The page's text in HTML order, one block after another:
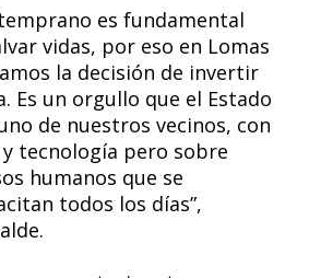
es fundamental
vidas, por eso en Lomas
la decisión de invertir
Es un orgullo que el Estado
de nuestros vecinos, con
tecnología pero sobre
humanos que se
todos los días”,